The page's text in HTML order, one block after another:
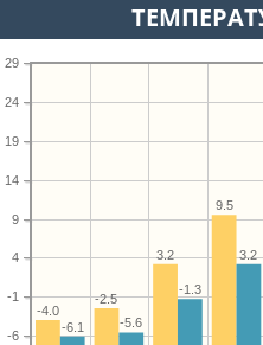
-6
-1
4
9
14
19
24
29
9.5
3.2
-2.5
-4.0
3.2
-1.3
-5.6
-6.1